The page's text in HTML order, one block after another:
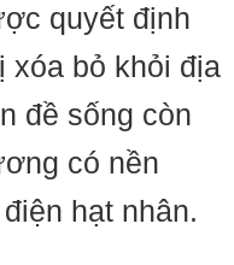
quyết định
xóa bỏ khỏi địa
đề sống còn
có nền
hạt nhân.